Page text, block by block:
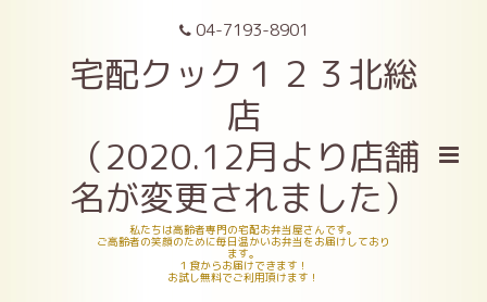
04-7193-8901
宅配クック１２３北総
店
（2020.12月より店舗
名が変更されました）
私たちは高齢者専門の宅配お弁当屋さんです。
ご高齢者の笑顔のために毎日温かいお弁当をお届けしており
ます。
１食からお届けできます！
お試し無料でご利用頂けます！